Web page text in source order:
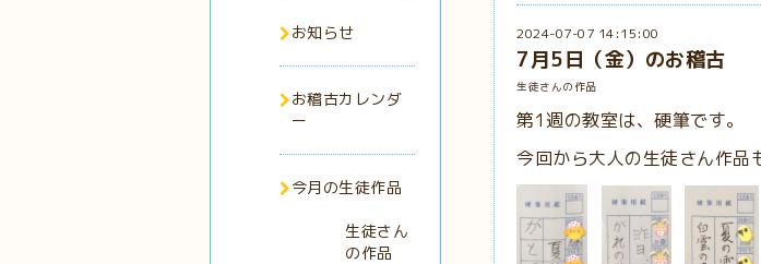
2024-07-07 14:15:00
7月5日（金）のお稽古
生徒さんの作品
第1週の教室は、硬筆です。
今回から大人の生徒さん作品
お知らせ
お稽古カレンダ
ー
今月の生徒作品
生徒さん
の作品